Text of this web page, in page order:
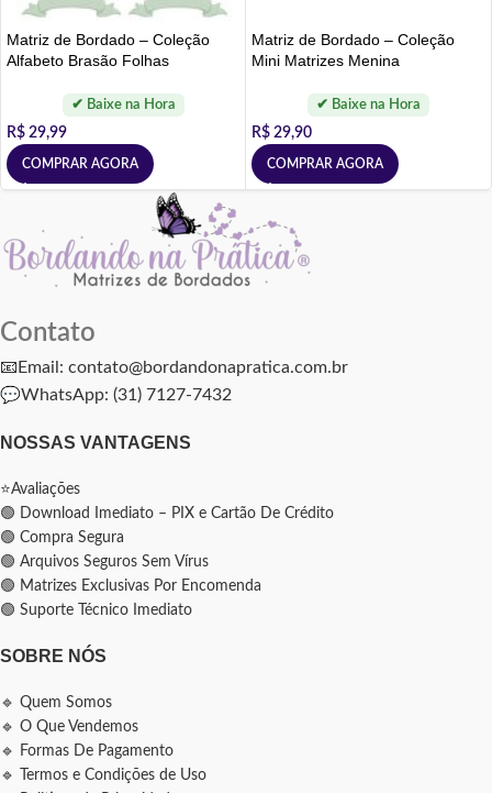
Matriz de Bordado – Coleção
Alfabeto Brasão Folhas
R$ 29,99
COMPRAR AGORA
Matriz de Bordado – Coleção
Mini Matrizes Menina
R$ 29,90
COMPRAR AGORA
Contato
📧Email: contato@bordandonapratica.com.br
💬WhatsApp: (31) 7127-7432
NOSSAS VANTAGENS
⭐Avaliações
🟢 Download Imediato – PIX e Cartão De Crédito
🟢 Compra Segura
🟢 Arquivos Seguros Sem Vírus
🟢 Matrizes Exclusivas Por Encomenda
🟢 Suporte Técnico Imediato
SOBRE NÓS
🔹 Quem Somos
🔹 O Que Vendemos
🔹 Formas De Pagamento
🔹 Termos e Condições de Uso